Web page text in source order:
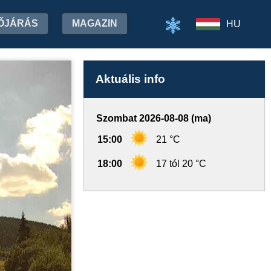
MAGAZIN HU
Aktuális info
Szombat 2026-08-08 (ma)
15:00 21 °C
18:00 17 tól 20 °C